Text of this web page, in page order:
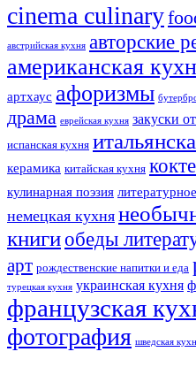
cinema culinary
австрийская кухня авторские
американская
артхаус афоризмы
драма еврейская кухня закуски
испанская кухня
керамика китайская кухня
кулинарная поэзия
немецкая кухня
книгиобеды
арт рождественские напитки и еда
турецкая кухня украинская кухня
французская
фотография шведская